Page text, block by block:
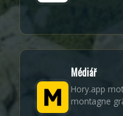
Médiář
Hory.app
montagne